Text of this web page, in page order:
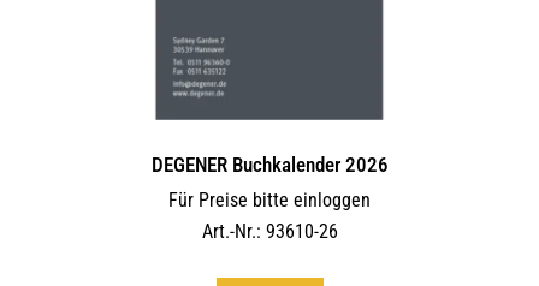
DEGENER Buchkalender 2026
Für Preise bitte einloggen
Art.-Nr.: 93610-26